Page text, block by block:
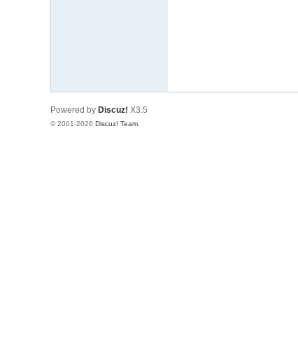
Powered by Discuz! X3.5
© 2001-2026 Discuz! Team